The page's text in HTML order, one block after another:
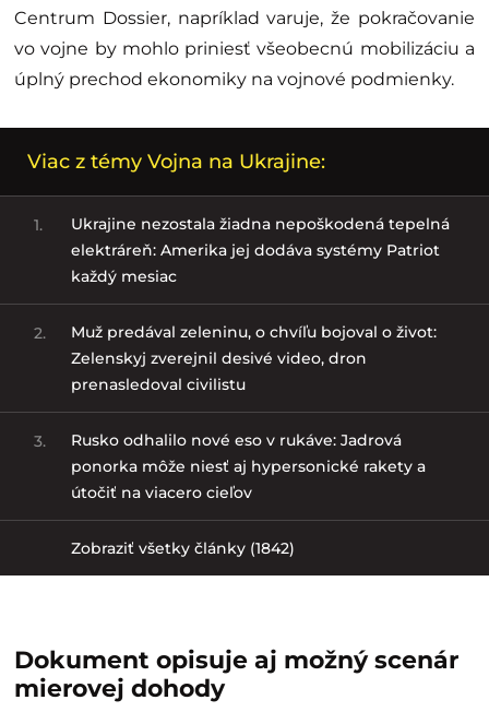
Centrum Dossier, napríklad varuje, že pokračovanie
vo vojne by mohlo priniesť všeobecnú mobilizáciu a
úplný prechod ekonomiky na vojnové podmienky.
Viac z témy Vojna na Ukrajine:
1.
Ukrajine nezostala žiadna nepoškodená tepelná
elektráreň: Amerika jej dodáva systémy Patriot
každý mesiac
2.
Muž predával zeleninu, o chvíľu bojoval o život:
Zelenskyj zverejnil desivé video, dron
prenasledoval civilistu
3.
Rusko odhalilo nové eso v rukáve: Jadrová
ponorka môže niesť aj hypersonické rakety a
útočiť na viacero cieľov
Zobraziť všetky články (1842)
Dokument opisuje aj možný scenár
mierovej dohody